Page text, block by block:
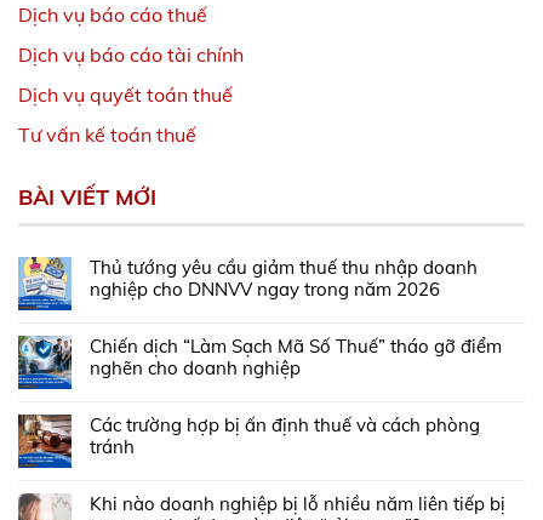
Dịch vụ báo cáo thuế
Dịch vụ báo cáo tài chính
Dịch vụ quyết toán thuế
Tư vấn kế toán thuế
BÀI VIẾT MỚI
Thủ tướng yêu cầu giảm thuế thu nhập doanh
nghiệp cho DNNVV ngay trong năm 2026
Chiến dịch “Làm Sạch Mã Số Thuế” tháo gỡ điểm
nghẽn cho doanh nghiệp
Các trường hợp bị ấn định thuế và cách phòng
tránh
Khi nào doanh nghiệp bị lỗ nhiều năm liên tiếp bị